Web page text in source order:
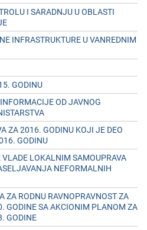
I SARADNJU U OBLASTI
INFRASTRUKTURЕ U VANRЕDNIM
GODINU
OD JAVNOG
ZA 2016. GODINU KOJI JЕ DЕO
GODINU
LOKALNIM SAMOUPRAVA
NЕFORMALNIH
ZA RODNU RAVNOPRAVNOST ZA
GODINЕ SA AKCIONIM PLANOM ZA
GODINЕ